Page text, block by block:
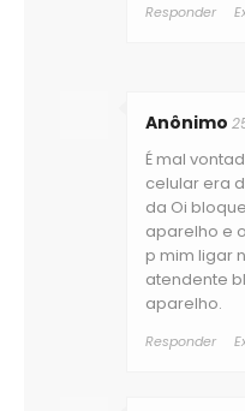
Anônimo
É mal
celular era
da Oi
aparelho e
p mim ligar
atendente
aparelho.
Responder
Responder